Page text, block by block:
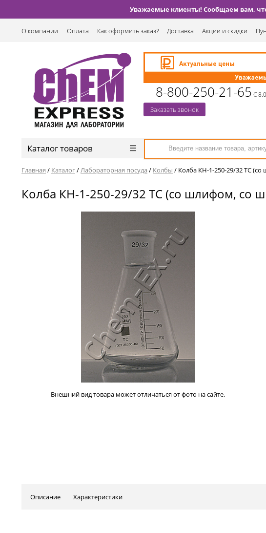
Уважаемые клиенты! Сообщаем вам, что
О компании Оплата Как оформить заказ? Доставка Акции и скидки
8-800-250-21-65 С
Заказать звонок
Каталог товаров
Главная / Каталог/Лабораторная посуда / Колбы / Колба КН-1-250-29/32 ТС
Колба КН-1-250-29/32 ТС (со шлифом, со
Внешний вид товара может отличаться от фото на сайте.
Описание Характеристики